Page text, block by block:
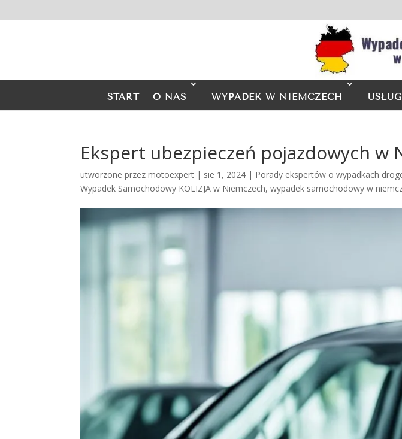
START O NAS WYPADEK W NIEMCZECH
Ekspert ubezpieczeń pojazdowych w
utworzone przezmotoexpert | sie 1, 2024 | Porady ekspertów o wypadkach
Wypadek Samochodowy KOLIZJA w Niemczech,wypadek samochodowy w